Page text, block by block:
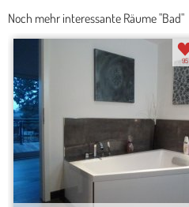
Noch mehr interessante Räume "Bad"
95